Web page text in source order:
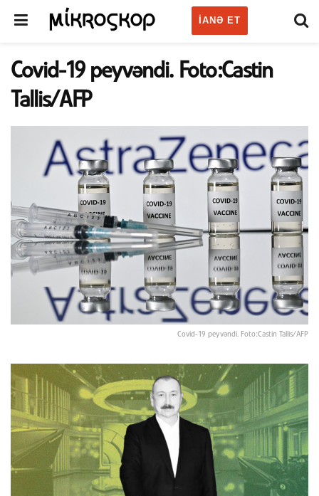
IANƏ ET
Covid-19 peyvəndi. Foto:Castin
Tallis/AFP
Covid-19 peyvəndi. Foto:Castin Tallis/AFP